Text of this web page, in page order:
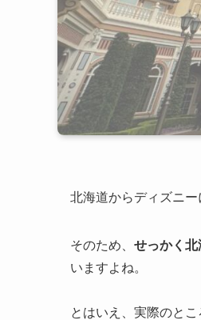
北海道からディズニ
そのため、 せっかく
いますよね。
とはいえ、実際のとこ